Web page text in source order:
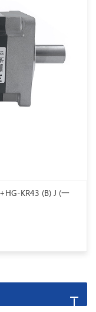
KR43 (B) J (一